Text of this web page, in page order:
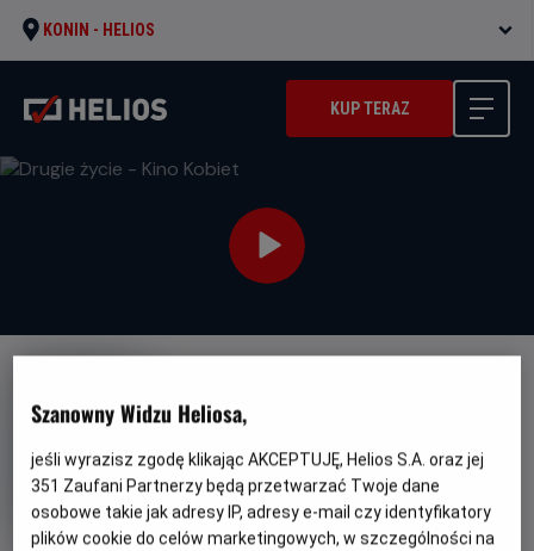
KONIN - HELIOS
KUP TERAZ
Drugie życie - Kino Kobiet
Oryginalny
tytuł
Calle Malaga Gatunek
Dramat / Romans
wiek
Od
15 lat
Szanowny Widzu Heliosa,
jeśli wyrazisz zgodę klikając AKCEPTUJĘ, Helios S.A. oraz jej
351 Zaufani Partnerzy będą przetwarzać Twoje dane
osobowe takie jak adresy IP, adresy e-mail czy identyfikatory
plików cookie do celów marketingowych, w szczególności na